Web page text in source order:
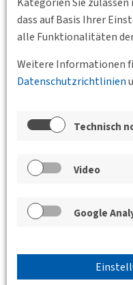
dass auf Basis Ihrer
alle Funktionalitäten
Weitere Informationen
Datenschutzrichtlinien
Technisch
Video
Google
13.10.2026 17:30 -
Kronenstraße 25,
Rolle der
Ralph Beisel,
Flughafenverbands